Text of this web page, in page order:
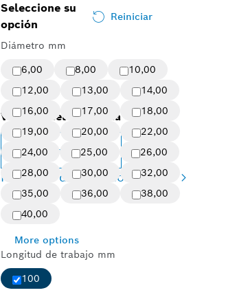
Seleccione su
opción
Reiniciar
Diámetro mm
6,00
8,00
10,00
12,00
13,00
14,00
16,00
17,00
18,00
19,00
20,00
22,00
24,00
25,00
26,00
28,00
30,00
32,00
35,00
36,00
38,00
40,00
More options
Longitud de trabajo mm
100
Variante seleccionada
Change variant
Resumen de variaciones(22)